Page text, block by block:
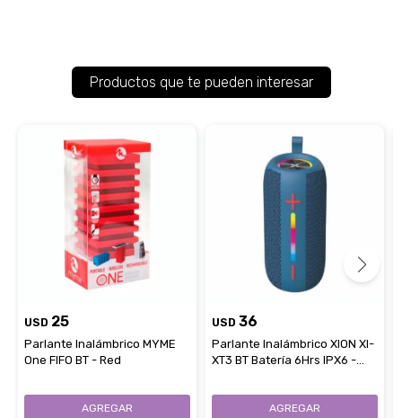
Productos que te pueden interesar
USD 25
Parlante Inalámbrico MYME
One FIFO BT - Red
USD 36
Parlante Inalámbrico XION XI-
XT3 BT Batería 6Hrs IPX6 -